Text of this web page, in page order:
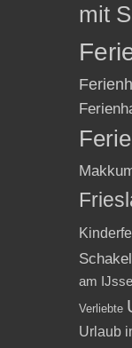
mit
am
Verliebte
Urlaub